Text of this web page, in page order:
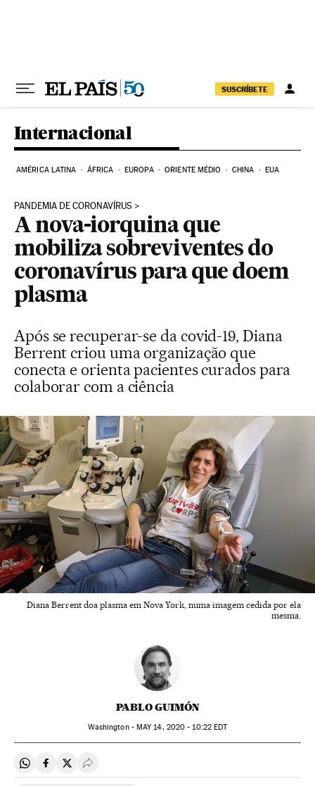
SUSCRÍBETE
Internacional
AMÉRICA LATINA ÁFRICA EUROPA ORIENTE MÉDIO CHINA EUA
PANDEMIA DE CORONAVÍRUS
A nova-iorquina que
mobiliza sobreviventes do
coronavírus para que doem
plasma
Após se recuperar-se da covid-19, Diana
Berrent criou uma organização que
conecta e orienta pacientes curados para
colaborar com a ciência
Diana Berrent doa plasma em Nova York, numa imagem cedida por ela
mesma.
PABLO GUIMÓN
Washington - MAY14, 2020 - 10:22EDT
Compartir en Whatsapp
Compartir en Facebook
Compartir en Twitter
Desplegar Redes Sociales